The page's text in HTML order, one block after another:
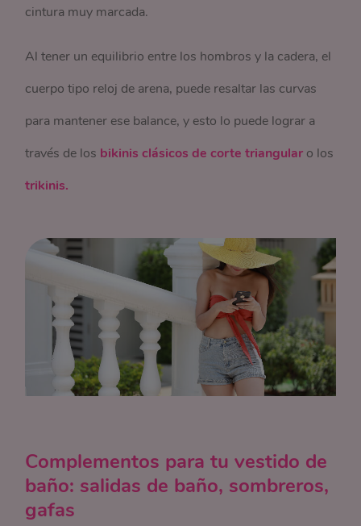
cintura muy marcada.
Al tener un equilibrio entre los hombros y la cadera, el
cuerpo tipo reloj de arena, puede resaltar las curvas
para mantener ese balance, y esto lo puede lograr a
través de los bikinis clásicos de corte triangular o los
trikinis.
Complementos para tu vestido de
baño: salidas de baño, sombreros,
gafas